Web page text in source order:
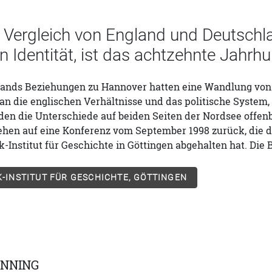
von England und
Identität, ist das achtzehnte
Beziehungen zu Hannover hatten eine Wandlung
die englischen Verhältnisse und das politische
die Unterschiede auf beiden Seiten der Nordsee
auf eine Konferenz vom September 1998 zurück,
Institut für Geschichte in Göttingen abgehalten hat.
INSTITUT FÜR GESCHICHTE, GÖTTINGEN